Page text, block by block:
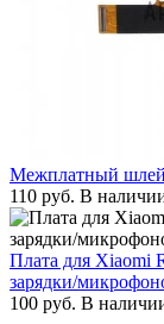
Межплатный
110 руб. В
Плата для Xiaomi
зарядки/
100 руб. В